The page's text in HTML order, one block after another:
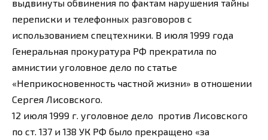
выдвинуты обвинения по фактам нарушения тайны
переписки и телефонных разговоров с
использованием спецтехники. В июля 1999 года
Генеральная прокуратура РФ прекратила по
амнистии уголовное дело по статье
«Неприкосновенность частной жизни» в отношении
Сергея Лисовского.
12 июля 1999 г. уголовное дело против Лисовского
по ст. 137 и 138 УК РФ было прекращено «за